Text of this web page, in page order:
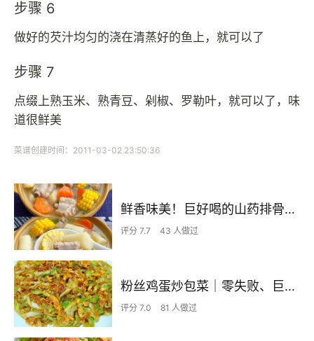
步骤 6
做好的芡汁均匀的浇在清蒸好的鱼上，就可以了
步骤 7
点缀上熟玉米、熟青豆、剁椒、罗勒叶，就可以了，味
道很鲜美
菜谱创建时间：2011-03-02 23:50:36
鲜香味美！巨好喝的山药排骨汤！！
评分 7.7 43 人做过
粉丝鸡蛋炒包菜｜零失败、巨下饭
评分 7.0 81 人做过